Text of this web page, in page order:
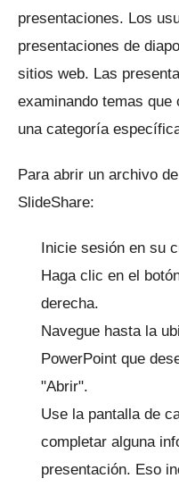
presentaciones. Los
presentaciones de
sitios web. Las
examinando temas que
una categoría
Para abrir un archivo
SlideShare:
Inicie sesión en su
Haga clic en el
derecha.
Navegue hasta la
PowerPoint que
"Abrir".
Use la pantalla de
completar alguna
presentación. Eso